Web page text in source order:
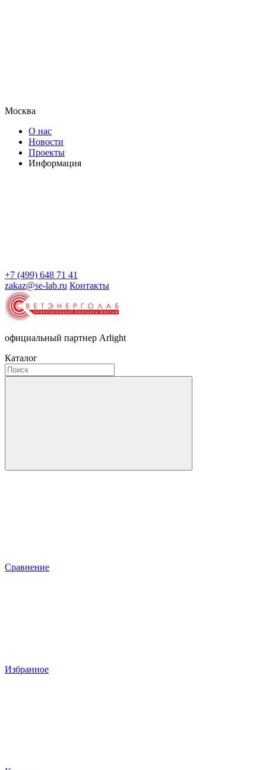
Москва
О нас
Новости
Проекты
Информация
+7 (499) 648 71 41
zakaz@se-lab.ru Контакты
официальный партнер Arlight
Каталог
Сравнение
Избранное